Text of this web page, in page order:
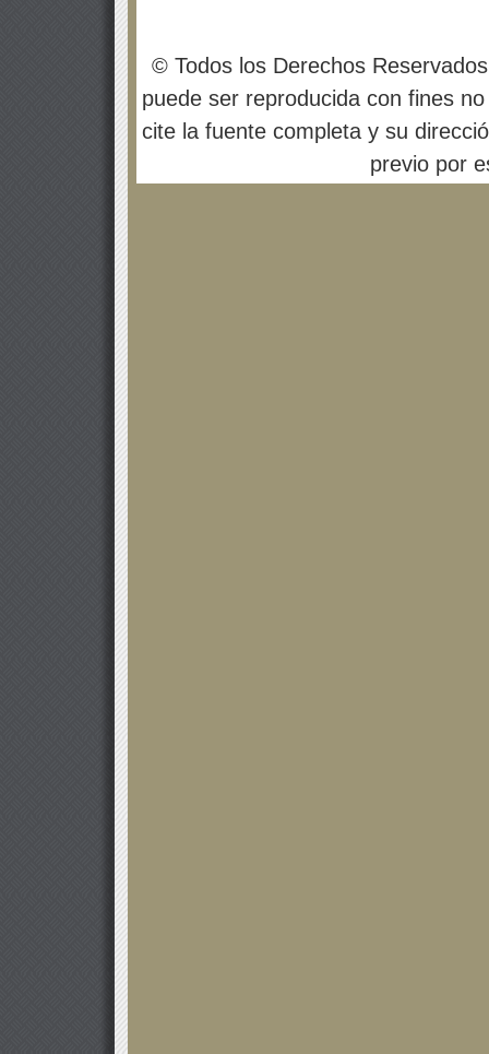
© Todos los Derechos
puede ser reproducida con fines
cite la fuente completa y su
previo por